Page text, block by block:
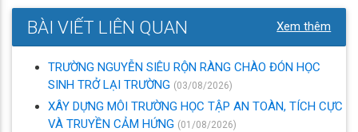
BÀI VIẾT LIÊN QUAN Xem thêm
TRƯỜNG NGUYỄN SIÊU RỘN RÀNG CHÀO ĐÓN HỌC
SINH TRỞ LẠI TRƯỜNG (03/08/2026)
XÂY DỰNG MÔI TRƯỜNG HỌC TẬP AN TOÀN, TÍCH CỰC
VÀ TRUYỀN CẢM HỨNG (01/08/2026)